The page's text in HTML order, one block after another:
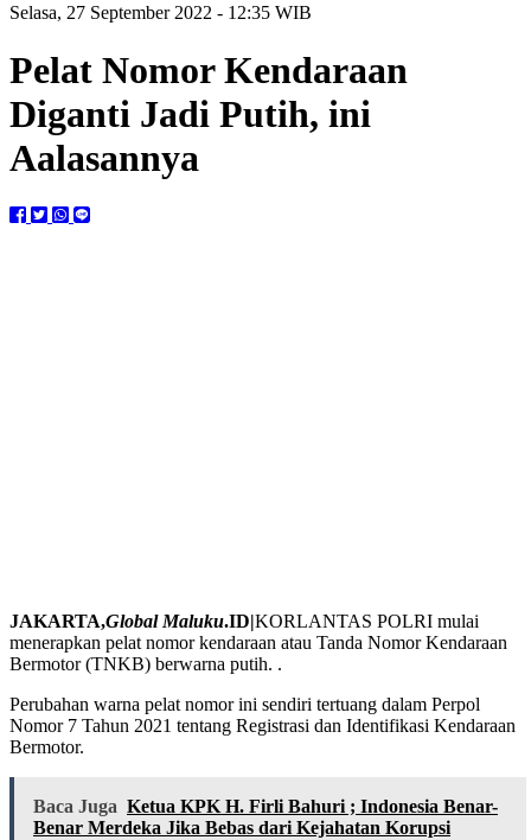
Selasa, 27 September 2022 - 12:35 WIB
Pelat Nomor Kendaraan
Diganti Jadi Putih, ini
Aalasannya
JAKARTA,Global Maluku.ID|KORLANTAS POLRI mulai
menerapkan pelat nomor kendaraan atau Tanda Nomor Kendaraan
Bermotor (TNKB) berwarna putih. .
Perubahan warna pelat nomor ini sendiri tertuang dalam Perpol
Nomor 7 Tahun 2021 tentang Registrasi dan Identifikasi Kendaraan
Bermotor.
Baca Juga Ketua KPK H. Firli Bahuri ; Indonesia Benar-
Benar Merdeka Jika Bebas dari Kejahatan Korupsi